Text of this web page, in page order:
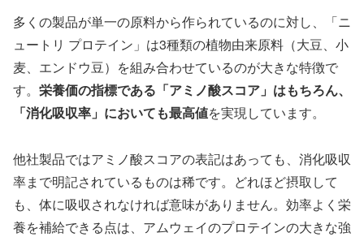
多くの製品が単一の原料から作られているのに対し、「ニ
ュートリ プロテイン」は3種類の植物由来原料（大豆、小
麦、エンドウ豆）を組み合わせているのが大きな特徴で
す。 栄養価の指標である「アミノ酸スコア」はもちろん、
「消化吸収率」においても最高値を実現しています。
他社製品ではアミノ酸スコアの表記はあっても、消化吸収
率まで明記されているものは稀です。どれほど摂取して
も、体に吸収されなければ意味がありません。効率よく栄
養を補給できる点は、アムウェイのプロテインの大きな強